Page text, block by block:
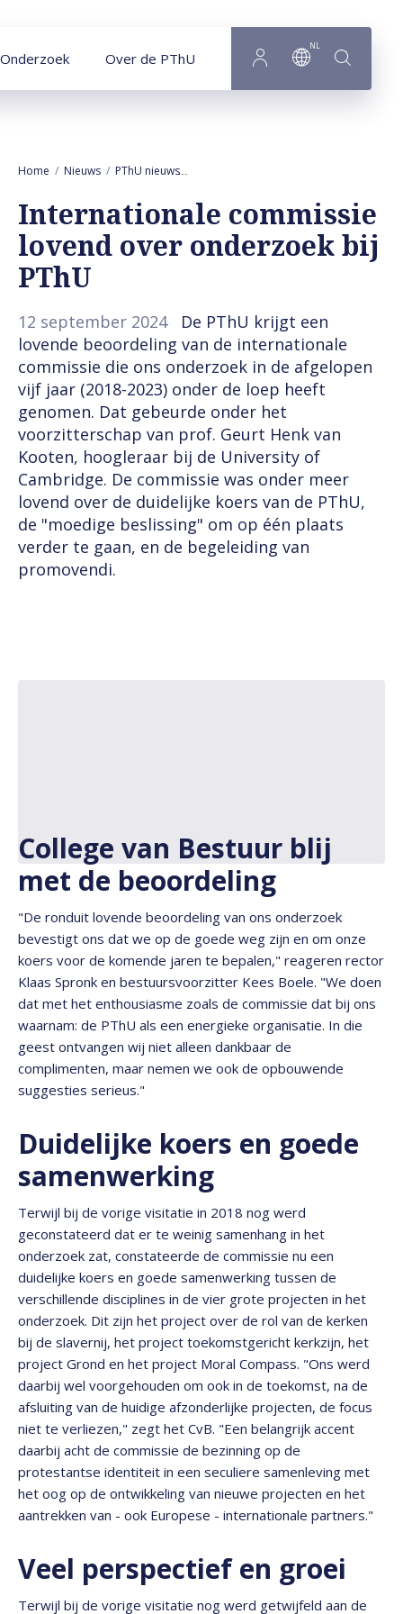
Onderzoek Over de PThU
NL
Home Nieuws PThU nieuws
Internationale commissie
lovend over onderzoek bij
PThU
12 september 2024
De PThU krijgt een
lovende beoordeling van de internationale
commissie die ons onderzoek in de afgelopen
vijf jaar (2018-2023) onder de loep heeft
genomen. Dat gebeurde onder het
voorzitterschap van prof. Geurt Henk van
Kooten, hoogleraar bij de University of
Cambridge. De commissie was onder meer
lovend over de duidelijke koers van de PThU,
de "moedige beslissing" om op één plaats
verder te gaan, en de begeleiding van
promovendi.
College van Bestuur blij
met de beoordeling
"De ronduit lovende beoordeling van ons onderzoek
bevestigt ons dat we op de goede weg zijn en om onze
koers voor de komende jaren te bepalen," reageren rector
Klaas Spronk en bestuursvoorzitter Kees Boele. "We doen
dat met het enthousiasme zoals de commissie dat bij ons
waarnam: de PThU als een energieke organisatie. In die
geest ontvangen wij niet alleen dankbaar de
complimenten, maar nemen we ook de opbouwende
suggesties serieus."
Duidelijke koers en goede
samenwerking
Terwijl bij de vorige visitatie in 2018 nog werd
geconstateerd dat er te weinig samenhang in het
onderzoek zat, constateerde de commissie nu een
duidelijke koers en goede samenwerking tussen de
verschillende disciplines in de vier grote projecten in het
onderzoek. Dit zijn het project over de rol van de kerken
bij de slavernij, het project toekomstgericht kerkzijn, het
project Grond en het project Moral Compass. "Ons werd
daarbij wel voorgehouden om ook in de toekomst, na de
afsluiting van de huidige afzonderlijke projecten, de focus
niet te verliezen," zegt het CvB. "Een belangrijk accent
daarbij acht de commissie de bezinning op de
protestantse identiteit in een seculiere samenleving met
het oog op de ontwikkeling van nieuwe projecten en het
aantrekken van - ook Europese - internationale partners."
Veel perspectief en groei
Terwijl bij de vorige visitatie nog werd getwijfeld aan de